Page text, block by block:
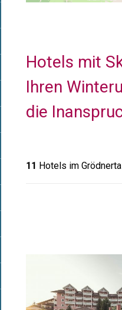
Hotels mit
Ihren
die
11 Hotels im